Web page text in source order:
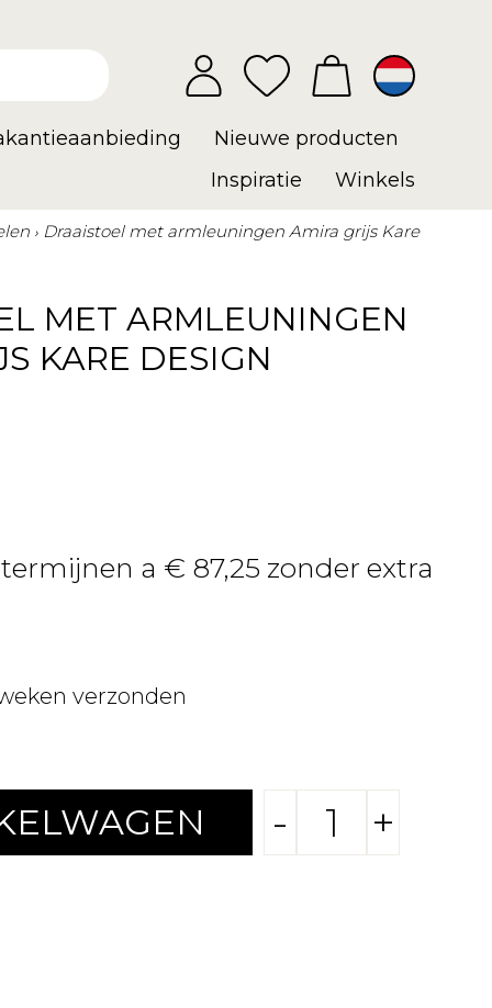
Nieuwe producten
Inspiratie
Winkels
Draaistoel met armleuningen Amira grijs Kare
MET ARMLEUNINGEN
KARE DESIGN
a € 87,25 zonder extra
verzonden
- +